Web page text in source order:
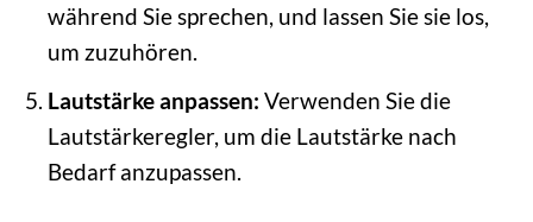
während Sie sprechen, und lassen Sie sie los,
um zuzuhören.
Lautstärke anpassen: Verwenden Sie die
Lautstärkeregler, um die Lautstärke nach
Bedarf anzupassen.